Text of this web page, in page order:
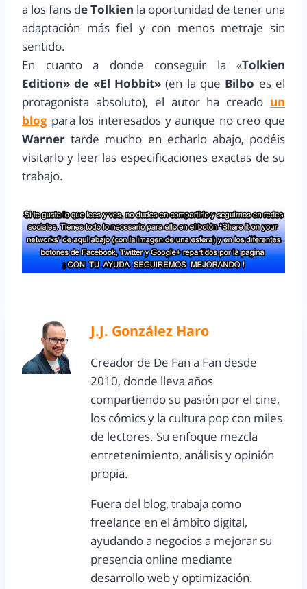
a los fans de Tolkien la oportunidad de tener una
adaptación más fiel y con menos metraje sin
sentido.
En cuanto a donde conseguir la «Tolkien
Edition» de «El Hobbit»(en la que Bilbo es el
protagonista absoluto), el autor ha creado un
blog para los interesados y aunque no creo que
Warnertarde mucho en echarlo abajo, podéis
visitarlo y leer las especificaciones exactas de su
trabajo.
J.J. González Haro
Creador de De Fan a Fan desde
2010, donde lleva años
compartiendo su pasión por el cine,
los cómics y la cultura pop con miles
de lectores. Su enfoque mezcla
entretenimiento, análisis y opinión
propia.
Fuera del blog, trabaja como
freelance en el ámbito digital,
ayudando a negocios a mejorar su
presencia online mediante
desarrollo web y optimización.